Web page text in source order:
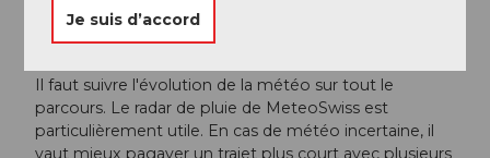
Consignes de sécurité
Il faut suivre l'évolution de la météo sur tout le
parcours. Le radar de pluie de MeteoSwiss est
particulièrement utile. En cas de météo incertaine, il
vaut mieux pagayer un trajet plus court avec plusieurs
Je suis d’accord